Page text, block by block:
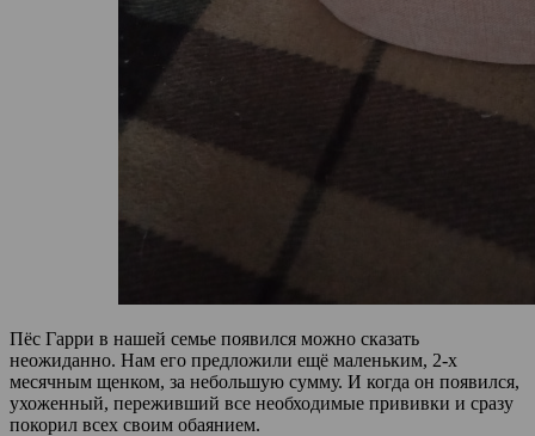
Пёс Гарри в нашей семье появился можно сказать
неожиданно. Нам его предложили ещё маленьким, 2-х
месячным щенком, за небольшую сумму. И когда он появился,
ухоженный, переживший все необходимые прививки и сразу
покорил всех своим обаянием.